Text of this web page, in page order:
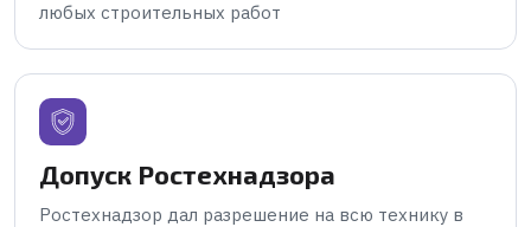
любых строительных работ
Допуск Ростехнадзора
Ростехнадзор дал разрешение на всю технику в